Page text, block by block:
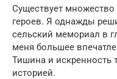
Существует
героев. Я однажды
сельский мемориал в
меня большее
Тишина и искренность
историей.